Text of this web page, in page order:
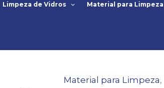
Limpeza de Vidros Material para Limpeza
Material para Limpeza,
Quantidade